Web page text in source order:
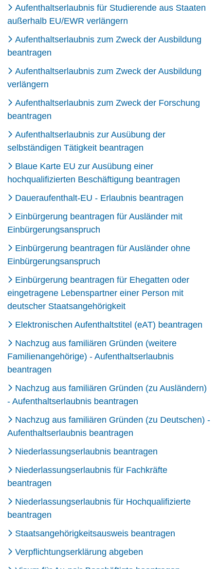
Aufenthaltserlaubnis für Studierende aus Staaten
außerhalb EU/EWR verlängern
Aufenthaltserlaubnis zum Zweck der Ausbildung
beantragen
Aufenthaltserlaubnis zum Zweck der Ausbildung
verlängern
Aufenthaltserlaubnis zum Zweck der Forschung
beantragen
Aufenthaltserlaubnis zur Ausübung der
selbständigen Tätigkeit beantragen
Blaue Karte EU zur Ausübung einer
hochqualifizierten Beschäftigung beantragen
Daueraufenthalt-EU - Erlaubnis beantragen
Einbürgerung beantragen für Ausländer mit
Einbürgerungsanspruch
Einbürgerung beantragen für Ausländer ohne
Einbürgerungsanspruch
Einbürgerung beantragen für Ehegatten oder
eingetragene Lebenspartner einer Person mit
deutscher Staatsangehörigkeit
Elektronischen Aufenthaltstitel (eAT) beantragen
Nachzug aus familiären Gründen (weitere
Familienangehörige) - Aufenthaltserlaubnis
beantragen
Nachzug aus familiären Gründen (zu Ausländern)
- Aufenthaltserlaubnis beantragen
Nachzug aus familiären Gründen (zu Deutschen) -
Aufenthaltserlaubnis beantragen
Niederlassungserlaubnis beantragen
Niederlassungserlaubnis für Fachkräfte
beantragen
Niederlassungserlaubnis für Hochqualifizierte
beantragen
Staatsangehörigkeitsausweis beantragen
Verpflichtungserklärung abgeben